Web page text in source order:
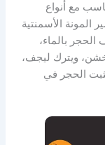
مع أنواع
الأسمنتية
الحجر بالماء،
ويترك ليجف،
الحجر في